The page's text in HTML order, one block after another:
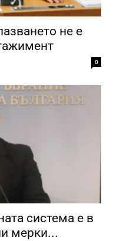
не е
0
система е в
мерки...